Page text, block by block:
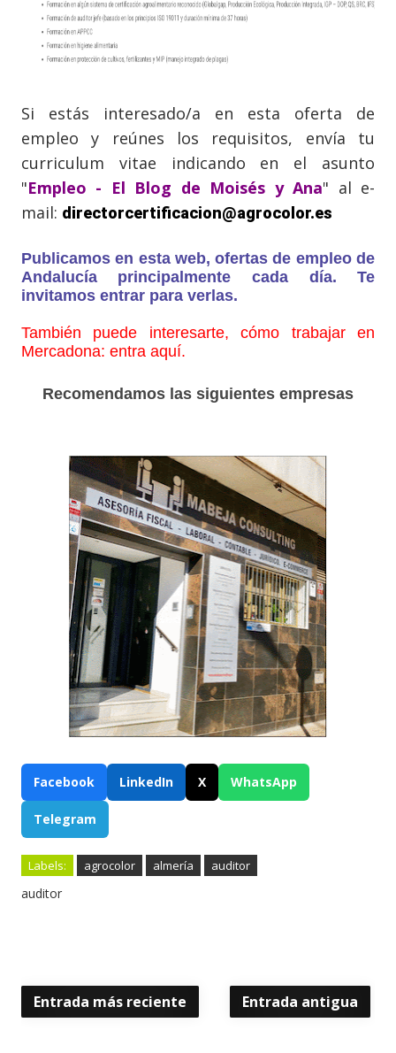
Si estás interesado/a en esta oferta de
empleo y reúnes los requisitos, envía tu
curriculum vitae indicando en el asunto
"Empleo - El Blog de Moisés y Ana" al e-
mail: directorcertificacion@agrocolor.es
Publicamos en esta web, ofertas de empleo de
Andalucía principalmente cada día. Te
invitamos entrar para verlas.
También puede interesarte, cómo trabajar en
Mercadona: entra aquí.
Recomendamos las siguientes empresas
Facebook LinkedIn X WhatsApp
Telegram
Labels: agrocolor almería auditor
auditor
Entrada más reciente Entrada antigua